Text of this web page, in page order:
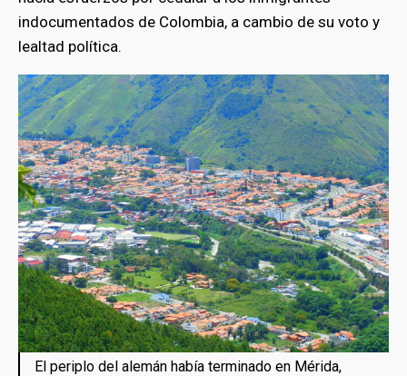
indocumentados de Colombia, a cambio de su voto y
lealtad política.
El periplo del alemán había terminado en Mérida,